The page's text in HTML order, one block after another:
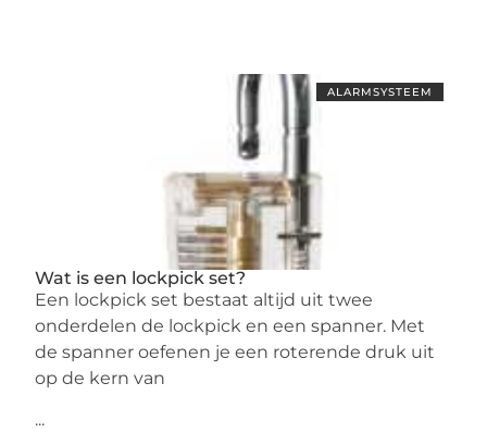
ALARMSYSTEEM
Wat is een lockpick set?
Een lockpick set bestaat altijd uit twee
onderdelen de lockpick en een spanner. Met
de spanner oefenen je een roterende druk uit
op de kern van
...